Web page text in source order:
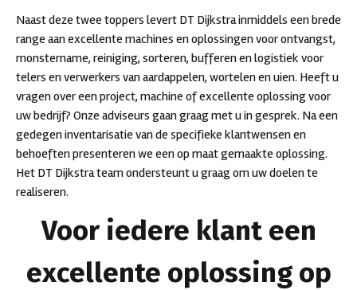
Naast deze twee toppers levert DT Dijkstra inmiddels een brede
range aan excellente machines en oplossingen voor ontvangst,
monstername, reiniging, sorteren, bufferen en logistiek voor
telers en verwerkers van aardappelen, wortelen en uien. Heeft u
vragen over een project, machine of excellente oplossing voor
uw bedrijf? Onze adviseurs gaan graag met u in gesprek. Na een
gedegen inventarisatie van de specifieke klantwensen en
behoeften presenteren we een op maat gemaakte oplossing.
Het DT Dijkstra team ondersteunt u graag om uw doelen te
realiseren.
Voor iedere klant een
excellente oplossing op